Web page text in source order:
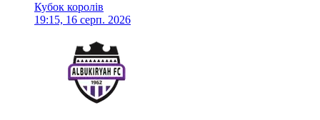
Кубок королів
19:15, 16 серп. 2026